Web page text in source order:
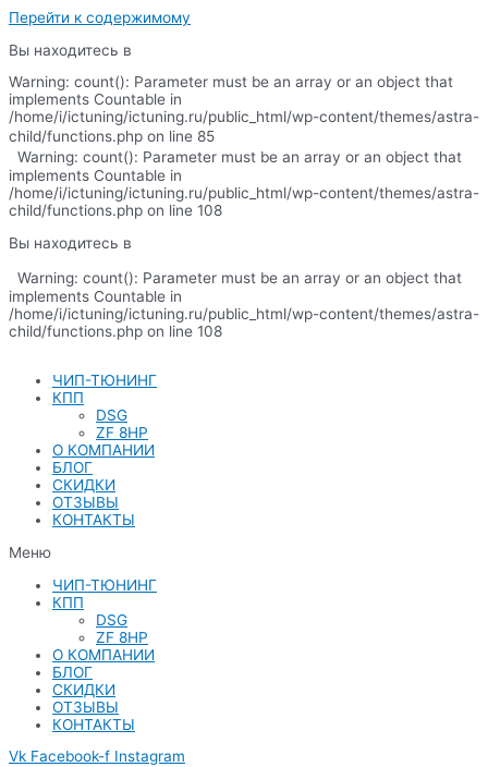
Перейти к содержимому
Вы находитесь в
Warning: count(): Parameter must be an array or an object that
implements Countable in
/home/i/ictuning/ictuning.ru/public_html/wp-content/themes/astra-
child/functions.php on line 85
Warning: count(): Parameter must be an array or an object that
implements Countable in
/home/i/ictuning/ictuning.ru/public_html/wp-content/themes/astra-
child/functions.php on line 108
Вы находитесь в
Warning: count(): Parameter must be an array or an object that
implements Countable in
/home/i/ictuning/ictuning.ru/public_html/wp-content/themes/astra-
child/functions.php on line 108
ЧИП-ТЮНИНГ
КПП
DSG
ZF 8HP
О КОМПАНИИ
БЛОГ
СКИДКИ
ОТЗЫВЫ
КОНТАКТЫ
Меню
ЧИП-ТЮНИНГ
КПП
DSG
ZF 8HP
О КОМПАНИИ
БЛОГ
СКИДКИ
ОТЗЫВЫ
КОНТАКТЫ
Vk Facebook-f Instagram